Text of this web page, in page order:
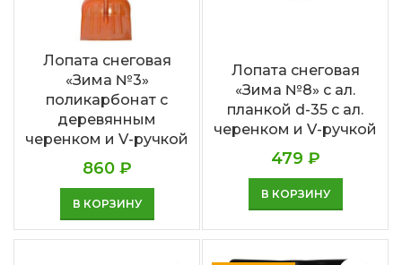
Лопата снеговая
«Зима №3»
поликарбонат с
деревянным
черенком и V-ручкой
860 ₽
В КОРЗИНУ
Лопата снеговая
«Зима №8» с ал.
планкой d-35 с ал.
черенком и V-ручкой
479 ₽
В КОРЗИНУ